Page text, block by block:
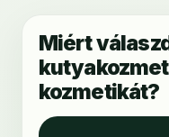
Miért
kozmetikát?